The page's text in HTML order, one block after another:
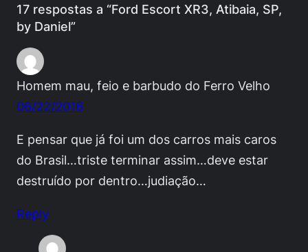
17 respostas a “Ford Escort XR3, Atibaia, SP,
by Daniel”
Homem mau, feio e barbudo do Ferro Velho
06/22/2016
E pensar que já foi um dos carros mais caros
do Brasil…triste terminar assim…deve estar
destruído por dentro…judiação…
Reply